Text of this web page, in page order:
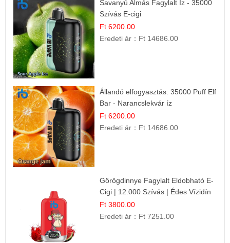
Savanyú Almás Fagylalt Íz - 35000
Szívás E-cigi
Ft 6200.00
Eredeti ár： Ft 14686.00
Állandó elfogyasztás: 35000 Puff Elf
Bar - Narancslekvár íz
Ft 6200.00
Eredeti ár： Ft 14686.00
Görögdinnye Fagylalt Eldobható E-
Cigi | 12.000 Szívás | Édes Vízidín
Íz
Ft 3800.00
Eredeti ár： Ft 7251.00